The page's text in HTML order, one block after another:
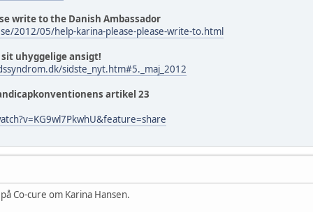
write to the Danish Ambassador
2012/05/help-karina-please-please-write-to.html
sit uhyggelige ansigt!
sidste_nyt.htm#5._maj_2012
artikel 23
Co-cure om Karina Hansen.